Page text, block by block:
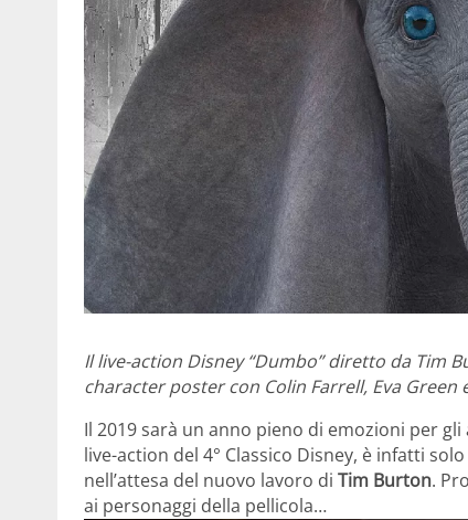
Il live-action Disney “Dumbo” diretto da Tim
character poster con Colin Farrell, Eva Green
Il 2019 sarà un anno pieno di emozioni per gli
live-action del 4° Classico Disney, è infatti
nell’attesa del nuovo lavoro di Tim Burton.
ai personaggi della pellicola…